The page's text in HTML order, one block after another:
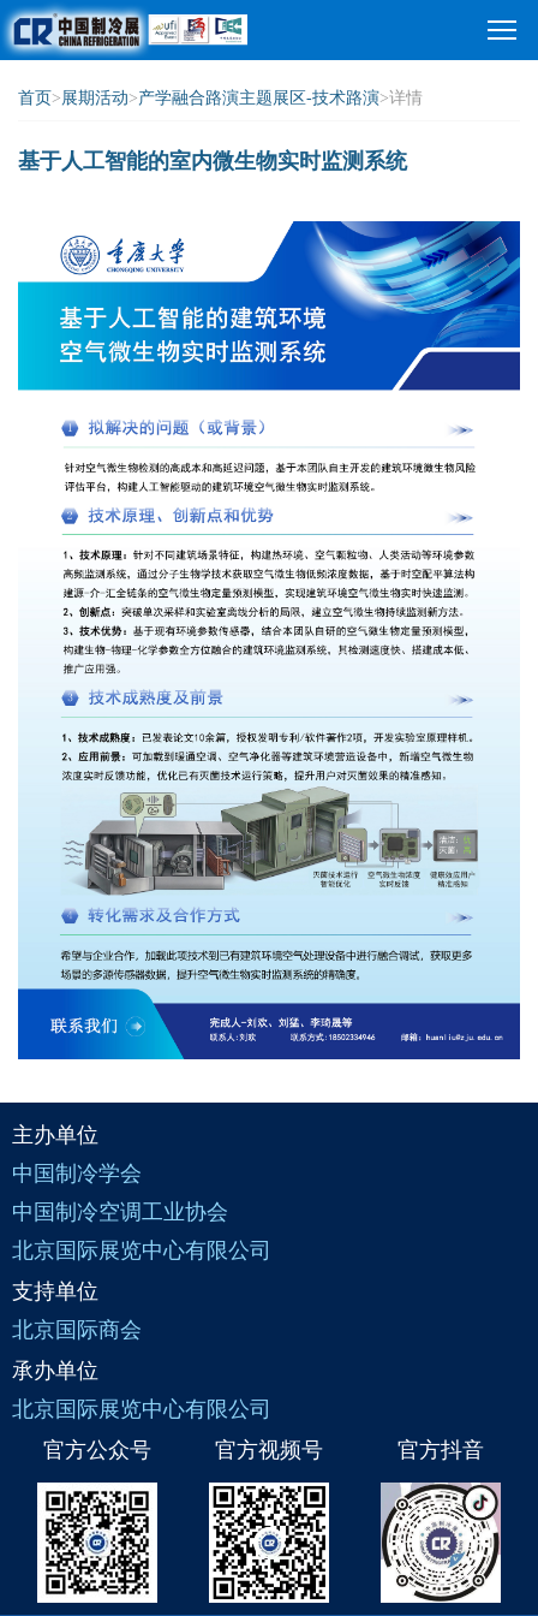
首页>展期活动>产学融合路演主题展区-技术路演>详情
基于人工智能的室内微生物实时监测系统
主办单位
中国制冷学会
中国制冷空调工业协会
北京国际展览中心有限公司
支持单位
北京国际商会
承办单位
北京国际展览中心有限公司
官方公众号
官方视频号 官方抖音